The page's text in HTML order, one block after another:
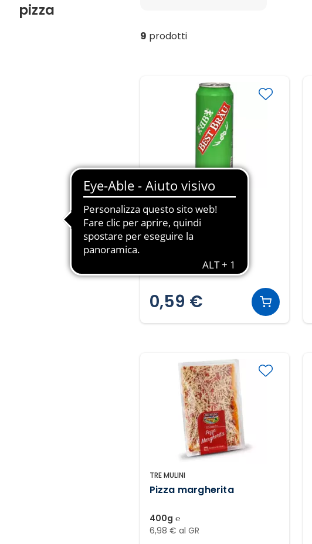
pizza
9 prodotti
BEST BRAU
Birra Best Bräu
50cl ℮
0,59 €
TRE MULINI
Pizza margherita
400g ℮
6,98 € al GR